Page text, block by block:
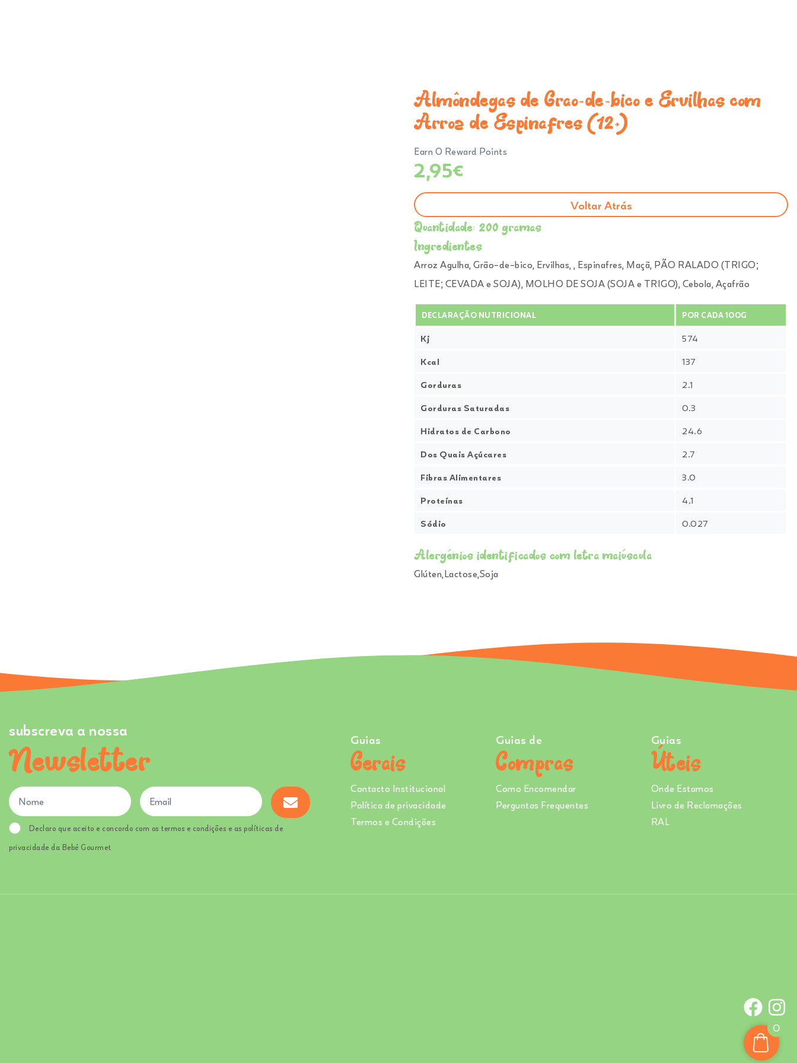
Almôndegas de Grao-de-bico e Ervilhas com
Arroz de Espinafres (12+)
Earn 0 Reward Points
2,95€
Voltar Atrás
Quantidade: 200 gramas
Ingredientes
Arroz Agulha, Grão-de-bico, Ervilhas, , Espinafres, Maçã, PÃO RALADO (TRIGO;
LEITE; CEVADA e SOJA), MOLHO DE SOJA (SOJA e TRIGO), Cebola, Açafrão
DECLARAÇÃO NUTRICIONAL POR CADA 100G
Kj 574
Kcal 137
Gorduras 2.1
Gorduras Saturadas 0.3
Hidratos de Carbono 24.6
Dos Quais Açúcares 2.7
Fibras Alimentares 3.0
Proteínas 4.1
Sódio 0.027
Alergénios identificados com letra maiúscula
Glúten,Lactose,Soja
subscreva a nossa
Newsletter
Declaro que aceito e concordo com os termos e condições e as políticas de
privacidade da Bebé Gourmet
Guias
Gerais
Contacto Institucional
Política de privacidade
Termos e Condições
Guias de
Compras
Como Encomendar
Perguntas Frequentes
Guias
Úteis
Onde Estamos
Livro de Reclamações
RAL
0